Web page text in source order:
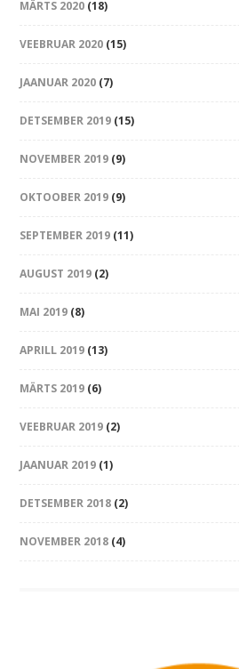
MÄRTS 2020 (18)
VEEBRUAR 2020 (15)
JAANUAR 2020 (7)
DETSEMBER 2019 (15)
NOVEMBER 2019 (9)
OKTOOBER 2019 (9)
SEPTEMBER 2019 (11)
AUGUST 2019 (2)
MAI 2019 (8)
APRILL 2019 (13)
MÄRTS 2019 (6)
VEEBRUAR 2019 (2)
JAANUAR 2019 (1)
DETSEMBER 2018 (2)
NOVEMBER 2018 (4)